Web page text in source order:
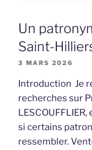
Un
Saint-
3 MARS 2026
Introduction Je
recherches sur
si certains
ressembler.